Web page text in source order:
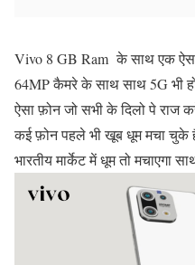
Vivo 8 GB Ram के साथ एक
64MP कैमरे के साथ साथ 5G भी
ऐसा फ़ोन जो सभी के दिलो पे राज
कई फ़ोन पहले भी खूब धूम मचा चुके
भारतीय मार्केट में धूम तो मचाएगा